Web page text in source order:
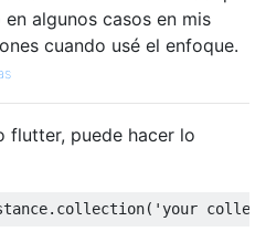
en algunos casos en mis
cuando usé el enfoque.
flutter, puede hacer lo